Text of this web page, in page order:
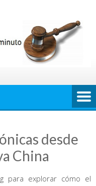
desde
China
para explorar cómo el